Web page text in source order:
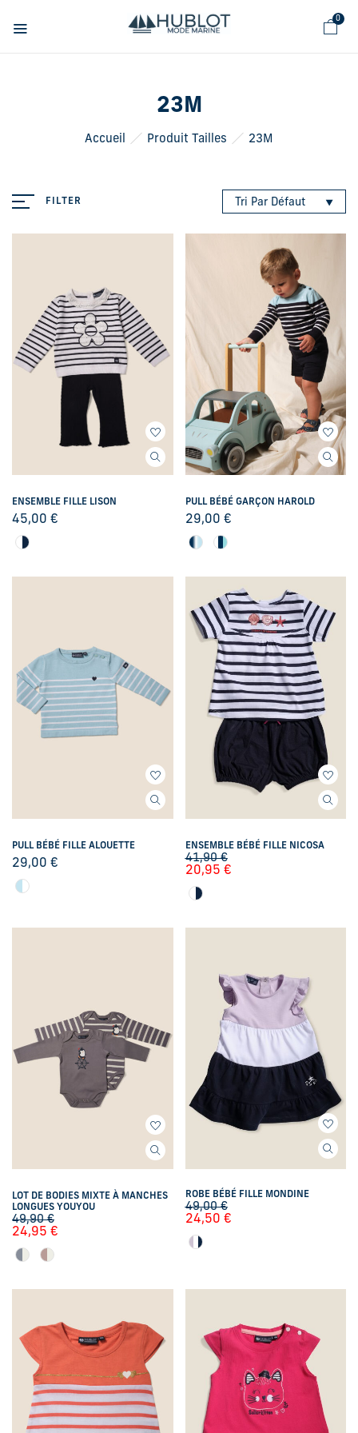
0
23M
Accueil Produit Tailles 23M
FILTER Tri Par Défaut
ENSEMBLE FILLE LISON
45,00 €
PULL BÉBÉ GARÇON HAROLD
29,00 €
PULL BÉBÉ FILLE ALOUETTE
29,00 €
ENSEMBLE BÉBÉ FILLE NICOSA
41,90€
20,95 €
LOT DE BODIES MIXTE À MANCHES
LONGUES YOUYOU
49,90€
24,95 €
ROBE BÉBÉ FILLE MONDINE
49,00€
24,50 €
Panneau de gestion des cookies